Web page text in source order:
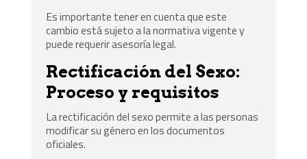
Es importante tener en cuenta que este
cambio está sujeto a la normativa vigente y
puede requerir asesoría legal.
Rectificación del Sexo:
Proceso y requisitos
La rectificación del sexo permite a las personas
modificar su género en los documentos
oficiales.